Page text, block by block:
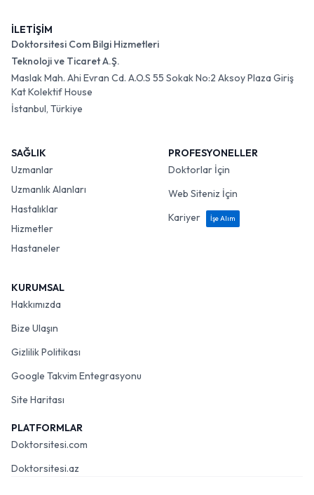
İLETİŞİM
Doktorsitesi Com Bilgi Hizmetleri
Teknoloji ve Ticaret A.Ş.
Maslak Mah. Ahi Evran Cd. A.O.S 55 Sokak No:2 Aksoy Plaza Giriş
Kat Kolektif House
İstanbul, Türkiye
SAĞLIK
Uzmanlar
Uzmanlık Alanları
Hastalıklar
Hizmetler
Hastaneler
PROFESYONELLER
Doktorlar İçin
Web Siteniz İçin
Kariyer
İşe Alım
KURUMSAL
Hakkımızda
Bize Ulaşın
Gizlilik Politikası
Google Takvim Entegrasyonu
Site Haritası
PLATFORMLAR
Doktorsitesi.com
Doktorsitesi.az